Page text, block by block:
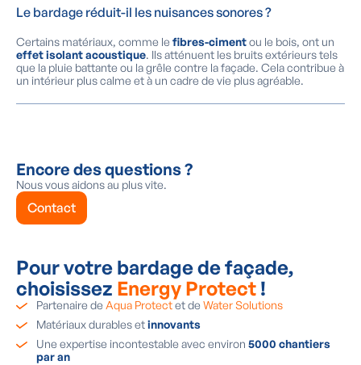
Le bardage réduit-il les nuisances sonores ?
Certains matériaux, comme le fibres-cimentou le bois, ont un
effet isolant acoustique. Ils atténuent les bruits extérieurs tels
que la pluie battante ou la grêle contre la façade. Cela contribue à
un intérieur plus calme et à un cadre de vie plus agréable.
Encore des questions ?
Nous vous aidons au plus vite.
Contact
Pour votre bardage de façade,
choisissez Energy Protect !
Partenaire de Aqua Protectet de Water Solutions
Matériaux durables etinnovants
Une expertise incontestable avec environ 5000 chantiers
par an